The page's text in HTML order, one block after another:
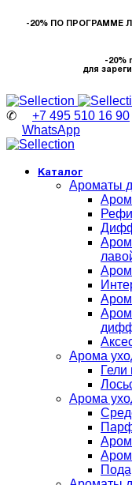
-20% ПО ПРОГРАММЕ
-20%
для
✆ +7 495 510 16 90
WhatsApp
Каталог
Ароматы
Арома
Арома